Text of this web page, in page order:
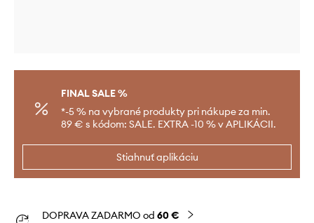
FINAL SALE %
*-5 % na vybrané produkty pri nákupe za min.
89 € s kódom: SALE. EXTRA -10 % v APLIKÁCII.
Stiahnuť aplikáciu
DOPRAVA ZADARMO od 60 €